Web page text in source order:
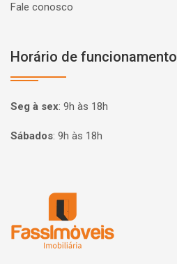
Fale conosco
Horário de funcionamento
Seg à sex: 9h às 18h
Sábados: 9h às 18h